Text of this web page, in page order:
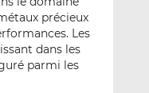
précieux
Les
dans les
parmi les